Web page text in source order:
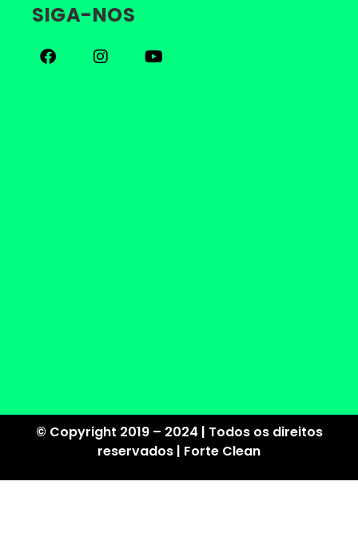
SIGA-NOS
© Copyright 2019 – 2024 | Todos os direitos
reservados | Forte Clean